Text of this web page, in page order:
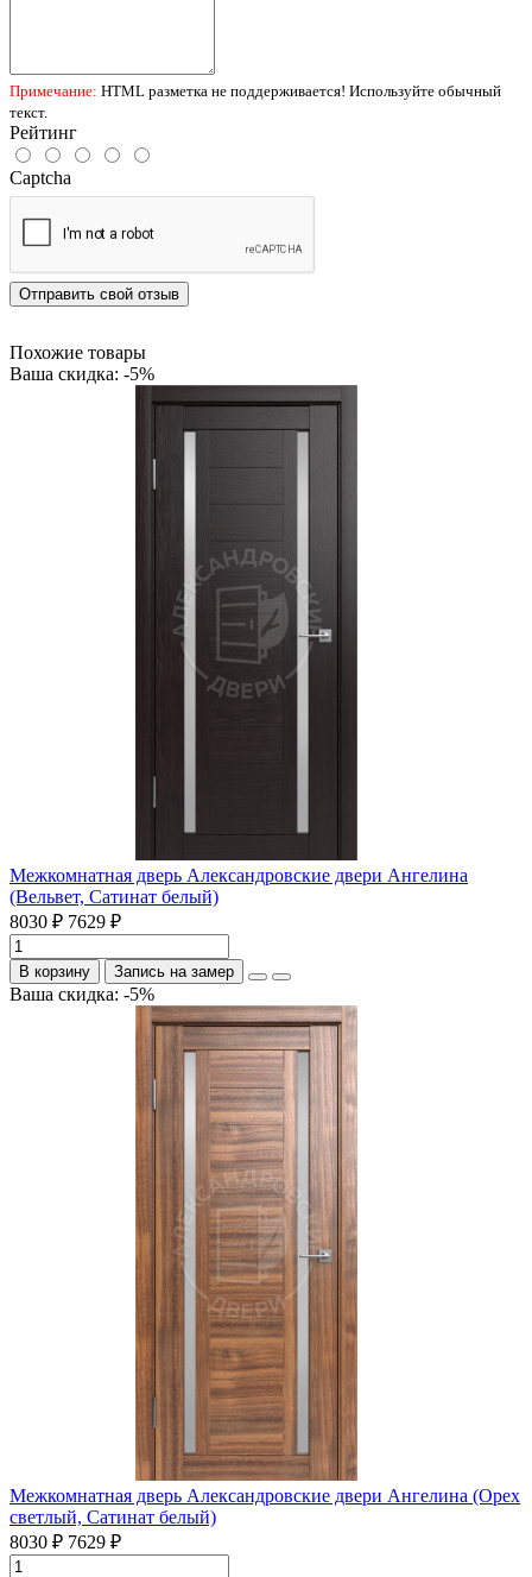
Примечание: HTML разметка не поддерживается! Используйте обычный
текст.
Рейтинг
Captcha
Отправить свой отзыв
Похожие товары
Ваша скидка: -5%
Межкомнатная дверь Александровские двери Ангелина
(Вельвет, Сатинат белый)
8030 ₽ 7629 ₽
В корзину Запись на замер
Ваша скидка: -5%
Межкомнатная дверь Александровские двери Ангелина (Орех
светлый, Сатинат белый)
8030 ₽ 7629 ₽